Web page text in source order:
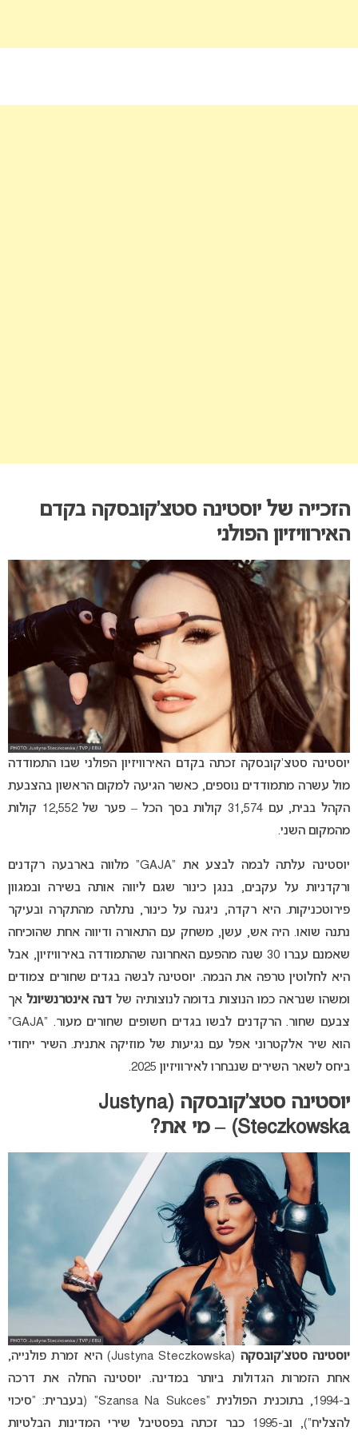
הזכייה של יוסטינה סטצ’קובסקה בקדם
האירוויזיון הפולני
יוסטינה סטצ’קובסקה זכתה בקדם האירוויזיון הפולני שבו התמודדה
מול עשרה מתמודדים נוספים, כאשר הגיעה למקום הראשון בהצבעת
הקהל בבית, עם 31,574 קולות בסך הכל – פער של 12,552 קולות
מהמקום השני.
יוסטינה עלתה לבמה לבצע את “GAJA” מלווה בארבעה רקדנים
ורקדניות על עקבים, בנגן כינור שגם ליווה אותה בשירה ובמגוון
פירוטכניקות. היא רקדה, ניגנה על כינור, נתלתה מהתקרה ובעיקר
נתנה שואו. היה אש, עשן, משחק עם התאורה ודיווה אחת שהוכיחה
שאמנם עברו 30 שנה מהפעם האחרונה שהתמודדה באירוויזיון, אבל
היא לחלוטין טרפה את הבמה. יוסטינה לבשה בגדים שחורים צמודים
ומשהו שנראה כמו הנוצות בדומה לנוצותיה של דנה אינטרנשיונלאך
צבעם שחור. הרקדנים לבשו בגדים חשופים שחורים מעור. “GAJA”
הוא שיר אלקטרוני אפל עם נגיעות של מוזיקה אתנית. השיר ייחודי
ביחס לשאר השירים שנבחרו לאירוויזיון 2025.
יוסטינה סטצ’קובסקה (Justyna
Steczkowska) – מי את?
יוסטינה סטצ’קובסקה
(Justyna Steczkowska) היא זמרת פולנייה,
אחת הזמרות הגדולות ביותר במדינה. יוסטינה החלה את דרכה
ב-1994, בתוכנית הפולנית “Szansa Na Sukces” (בעברית: “סיכוי
להצליח”), וב-1995 כבר זכתה בפסטיבל שירי המדינות הבלטיות